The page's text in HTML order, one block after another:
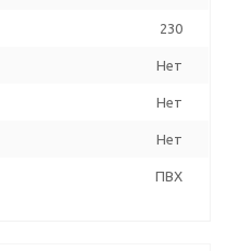
230
Нет
Нет
Нет
ПВХ